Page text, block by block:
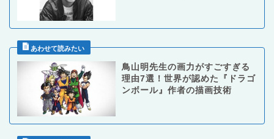
鳥山明先生の画力がすごすぎる
理由7選！世界が認めた『ドラゴ
ンボール』作者の描画技術